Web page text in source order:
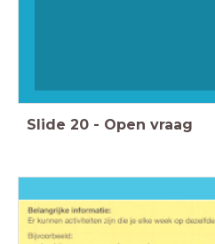
Slide 20 - Open vraag